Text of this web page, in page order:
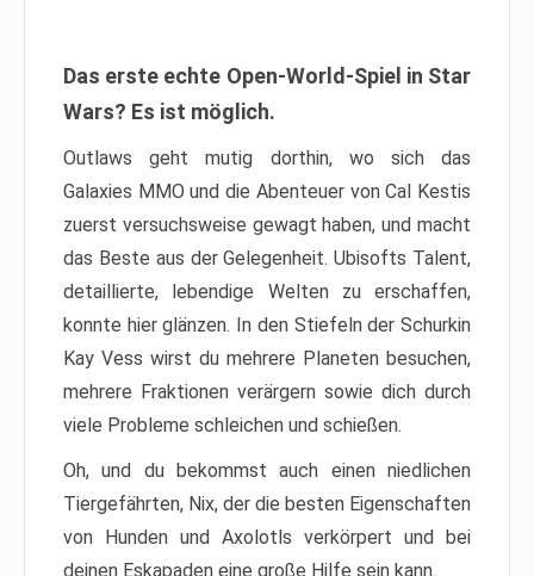
Das erste echte Open-World-Spiel in Star
Wars? Es ist möglich.
Outlaws geht mutig dorthin, wo sich das
Galaxies MMO und die Abenteuer von Cal Kestis
zuerst versuchsweise gewagt haben, und macht
das Beste aus der Gelegenheit. Ubisofts Talent,
detaillierte, lebendige Welten zu erschaffen,
konnte hier glänzen. In den Stiefeln der Schurkin
Kay Vess wirst du mehrere Planeten besuchen,
mehrere Fraktionen verärgern sowie dich durch
viele Probleme schleichen und schießen.
Oh, und du bekommst auch einen niedlichen
Tiergefährten, Nix, der die besten Eigenschaften
von Hunden und Axolotls verkörpert und bei
deinen Eskapaden eine große Hilfe sein kann.